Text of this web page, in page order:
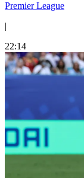
Premier League
|
22:14